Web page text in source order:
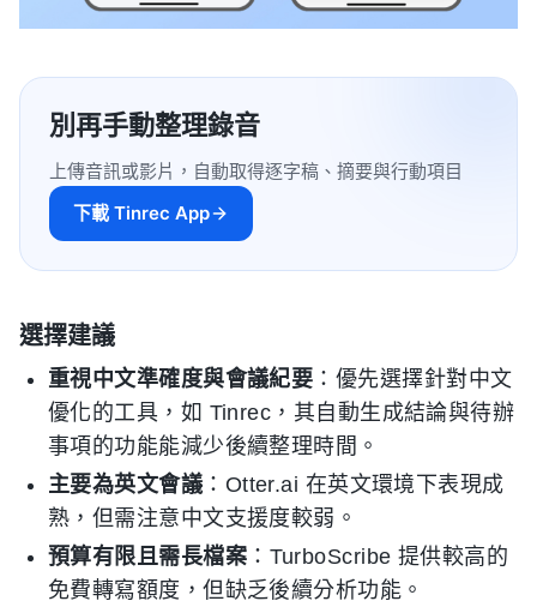
別再手動整理錄音
上傳音訊或影片，自動取得逐字稿、摘要與行動項目
下載 Tinrec App
選擇建議
重視中文準確度與會議紀要 ：優先選擇針對中文
優化的工具，如 Tinrec，其自動生成結論與待辦
事項的功能能減少後續整理時間。
主要為英文會議 ：Otter.ai 在英文環境下表現成
熟，但需注意中文支援度較弱。
預算有限且需長檔案 ：TurboScribe 提供較高的
免費轉寫額度，但缺乏後續分析功能。